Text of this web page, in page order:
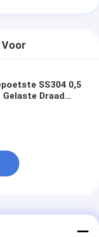
Voor
SS304 0,5
Gelaste Draad